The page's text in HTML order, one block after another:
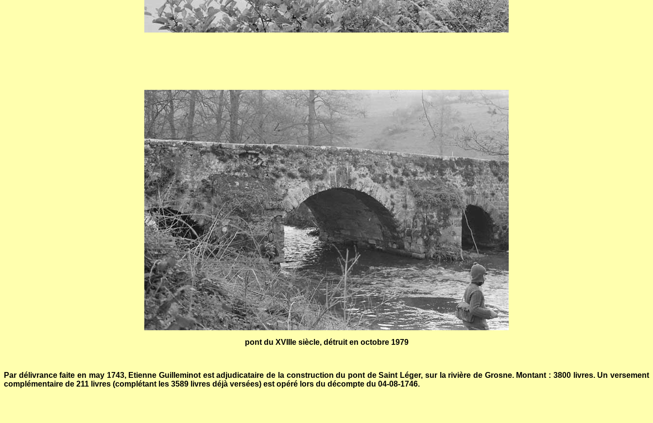
pont du XVIIIe siècle, détruit en octobre 1979
Par délivrance faite en may 1743, Etienne Guilleminot est adjudicataire de la construction du pont de Saint Léger, sur la rivière de Grosne. Montant : 3800 livres. Un versement
complémentaire de 211 livres (complétant les 3589 livres déjà versées) est opéré lors du décompte du 04-08-1746.